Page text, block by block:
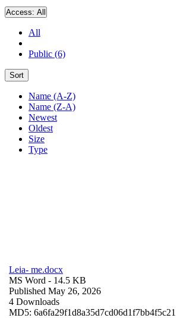
Access: All
All
Public (6)
Sort
Name (A-Z)
Name (Z-A)
Newest
Oldest
Size
Type
Leia- me.docx
MS Word - 14.5 KB
Published May 26, 2026
4 Downloads
MD5: 6a6fa29f1d8a35d7cd06d1f7bb4f5c21